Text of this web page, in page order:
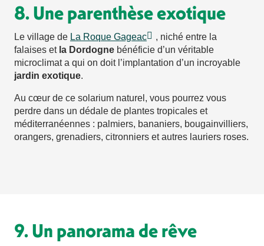
8. Une parenthèse exotique
Le village de La Roque Gageac
, niché entre la
falaises etla Dordogne bénéficie d’un véritable
microclimat a qui on doit l’implantation d’un incroyable
jardin exotique.
Au cœur de ce solarium naturel, vous pourrez vous
perdre dans un dédale de plantes tropicales et
méditerranéennes : palmiers, bananiers, bougainvilliers,
orangers, grenadiers, citronniers et autres lauriers roses.
9. Un panorama de rêve